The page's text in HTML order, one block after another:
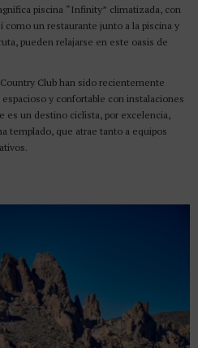
piscina “Infinity” climatizada, con
como un restaurante junto a la piscina y
pueden relajarse en este oasis de
Club han sido recientemente
y confortable con instalaciones
un destino ciclista, por excelencia,
templado, que atrae tanto a equipos